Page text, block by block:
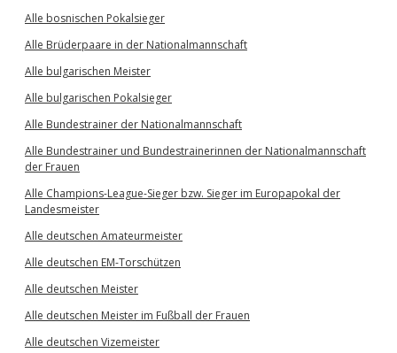
Alle bosnischen Pokalsieger
Alle Brüderpaare in der Nationalmannschaft
Alle bulgarischen Meister
Alle bulgarischen Pokalsieger
Alle Bundestrainer der Nationalmannschaft
Alle Bundestrainer und Bundestrainerinnen der Nationalmannschaft
der Frauen
Alle Champions-League-Sieger bzw. Sieger im Europapokal der
Landesmeister
Alle deutschen Amateurmeister
Alle deutschen EM-Torschützen
Alle deutschen Meister
Alle deutschen Meister im Fußball der Frauen
Alle deutschen Vizemeister